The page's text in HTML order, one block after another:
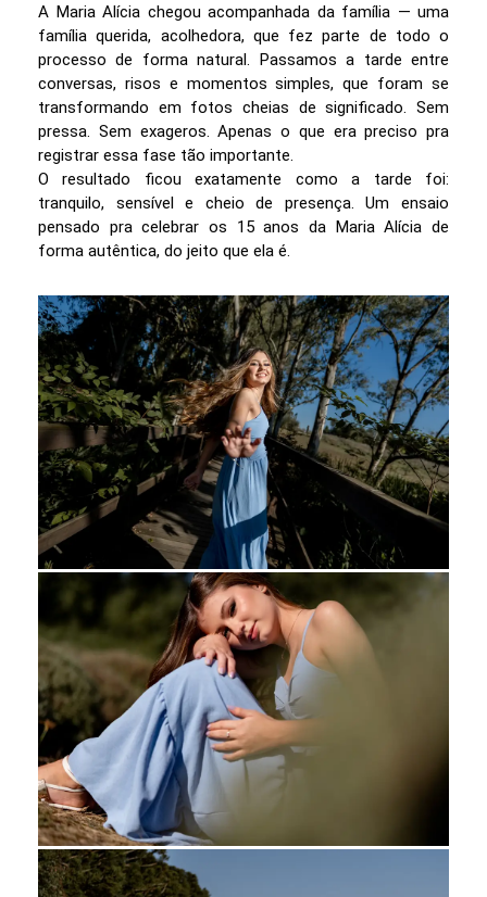
A Maria Alícia chegou acompanhada da família — uma
família querida, acolhedora, que fez parte de todo o
processo de forma natural. Passamos a tarde entre
conversas, risos e momentos simples, que foram se
transformando em fotos cheias de significado. Sem
pressa. Sem exageros. Apenas o que era preciso pra
registrar essa fase tão importante.
O resultado ficou exatamente como a tarde foi:
tranquilo, sensível e cheio de presença. Um ensaio
pensado pra celebrar os 15 anos da Maria Alícia de
forma autêntica, do jeito que ela é.